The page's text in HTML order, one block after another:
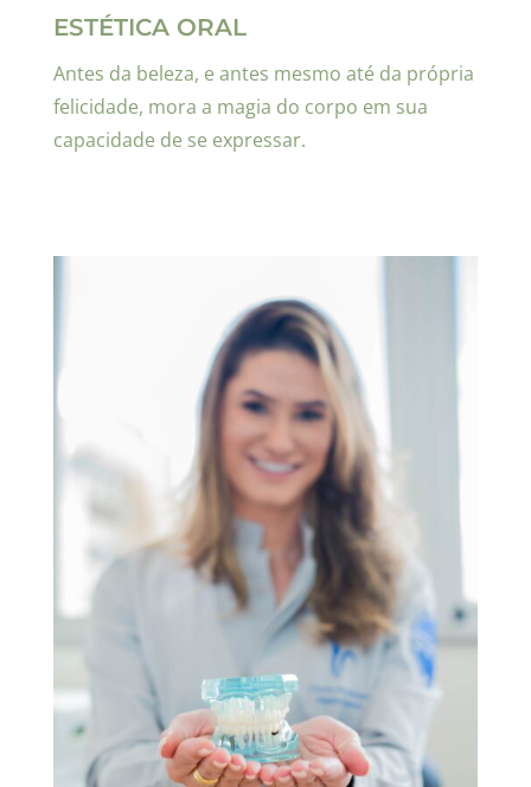
ESTÉTICA ORAL
Antes da beleza, e antes mesmo até da própria
felicidade, mora a magia do corpo em sua
capacidade de se expressar.